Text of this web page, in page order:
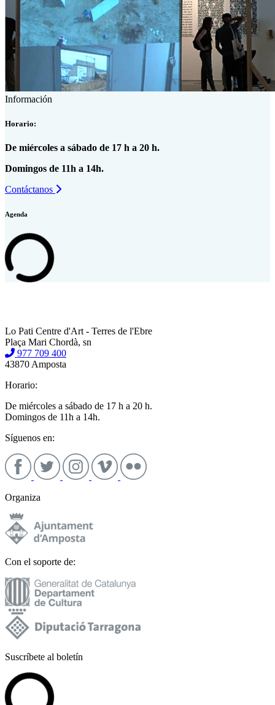
Información
Horario:
De miércoles a sábado de 17 h a 20 h.
Domingos de 11h a 14h.
Contáctanos
Agenda
Lo Pati Centre d'Art - Terres de l'Ebre
Plaça Mari Chordà, sn
977 709 400
43870 Amposta
Horario:
De miércoles a sábado de 17 h a 20 h.
Domingos de 11h a 14h.
Síguenos en:
Organiza
Con el soporte de:
Suscríbete al boletín